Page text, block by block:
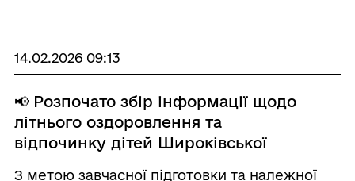
Щастинського району Луганської ...
14.02.2026 09:13
📢 Розпочато збір інформації щодо
літнього оздоровлення та
відпочинку дітей Широківської
З метою завчасної підготовки та належної